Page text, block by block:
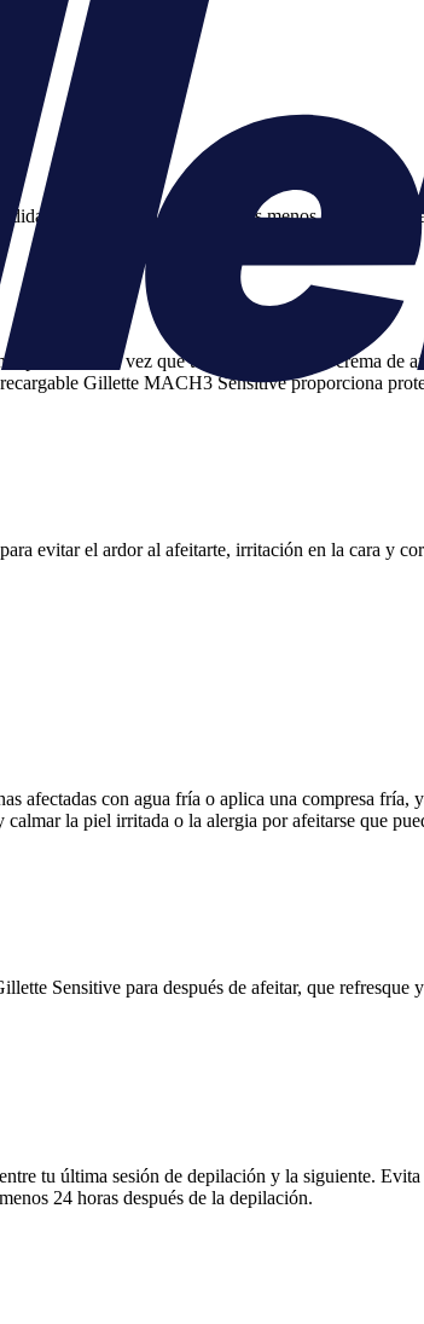
cambia tus hojas y tendrás menos tirones en tu
Una vez que te hayas quitado la crema de
Gillette MACH3 Sensitive proporciona
evitar el ardor al afeitarte, irritación en la cara y
afectadas con agua fría o aplica una compresa
la piel irritada o la alergia por afeitarse que
Sensitive para después de afeitar, que
tu última sesión de depilación y la siguiente.
24 horas después de la depilación.